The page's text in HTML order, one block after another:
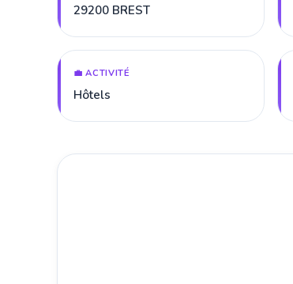
29200 BREST
💼 ACTIVITÉ
Hôtels